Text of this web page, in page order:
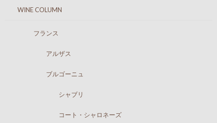
WINE COLUMN
フランス
アルザス
ブルゴーニュ
シャブリ
コート・シャロネーズ